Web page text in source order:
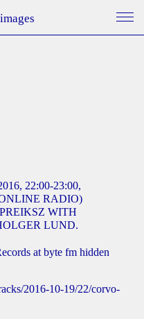
22:00-23:00,
RADIO)
WITH
LUND.
at byte fm hidden
2016-10-19/22/corvo-